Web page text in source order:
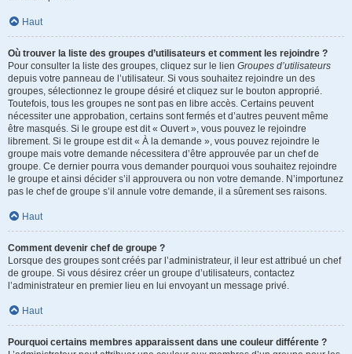
Haut
Où trouver la liste des groupes d’utilisateurs et comment les rejoindre ?
Pour consulter la liste des groupes, cliquez sur le lien Groupes d’utilisateurs
depuis votre panneau de l’utilisateur. Si vous souhaitez rejoindre un des
groupes, sélectionnez le groupe désiré et cliquez sur le bouton approprié.
Toutefois, tous les groupes ne sont pas en libre accès. Certains peuvent
nécessiter une approbation, certains sont fermés et d’autres peuvent même
être masqués. Si le groupe est dit « Ouvert », vous pouvez le rejoindre
librement. Si le groupe est dit « À la demande », vous pouvez rejoindre le
groupe mais votre demande nécessitera d’être approuvée par un chef de
groupe. Ce dernier pourra vous demander pourquoi vous souhaitez rejoindre
le groupe et ainsi décider s’il approuvera ou non votre demande. N’importunez
pas le chef de groupe s’il annule votre demande, il a sûrement ses raisons.
Haut
Comment devenir chef de groupe ?
Lorsque des groupes sont créés par l’administrateur, il leur est attribué un chef
de groupe. Si vous désirez créer un groupe d’utilisateurs, contactez
l’administrateur en premier lieu en lui envoyant un message privé.
Haut
Pourquoi certains membres apparaissent dans une couleur différente ?